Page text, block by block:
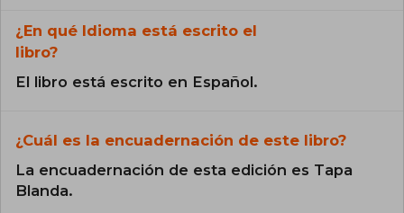
¿En qué Idioma está escrito el
libro?
El libro está escrito en Español.
¿Cuál es la encuadernación de este libro?
La encuadernación de esta edición es Tapa
Blanda.